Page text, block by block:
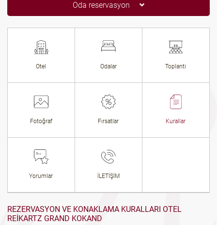
Oda reservasyon
Otel Odalar Toplanti
Fotoğraf Fırsatlar Kurallar
Yorumlar İLETİŞİM
REZERVASYON VE KONAKLAMA KURALLARI OTEL
REIKARTZ GRAND KOKAND